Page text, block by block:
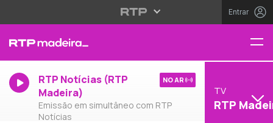
Entrar
RTP Notícias (RTP
Madeira)
Emissão em simultâneo com RTP
Notícias
NO AR
TV
RTP